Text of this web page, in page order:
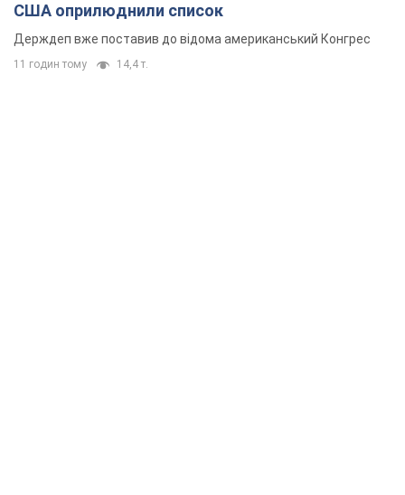
США оприлюднили список
Держдеп вже поставив до відома американський Конгрес
11 годин тому 14,4 т.